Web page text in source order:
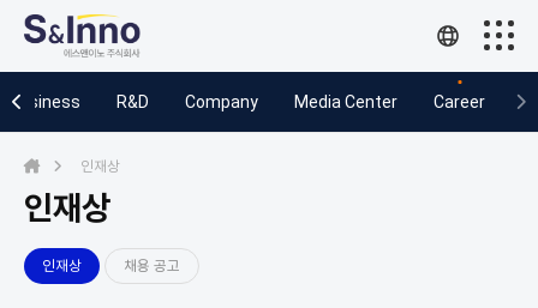
Business R&D Company Media Center Career
Business
R&D
인재상
인재상
인재상 채용 공고